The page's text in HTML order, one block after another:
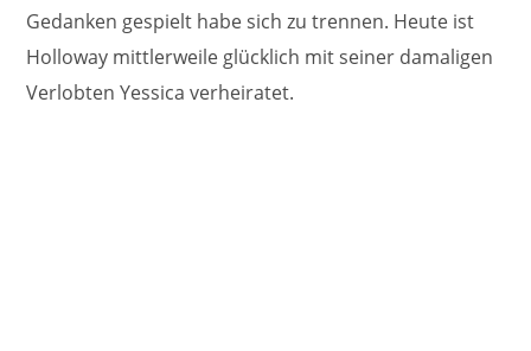
Gedanken gespielt habe sich zu trennen. Heute ist
Holloway mittlerweile glücklich mit seiner damaligen
Verlobten Yessica verheiratet.